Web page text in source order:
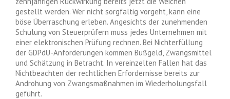
gestellt werden. Wer nicht sorgfaltig vorgeht, kann eine
böse Überraschung erleben. Angesichts der zunehmenden
Schulung von Steuerprüfern muss jedes Unternehmen mit
einer elektronischen Prüfung rechnen. Bei Nichterfüllung
der GDPdU-Anforderungen kommen Bußgeld, Zwangsmittel
und Schätzung in Betracht. In vereinzelten Fallen hat das
Nichtbeachten der rechtlichen Erfordernisse bereits zur
Androhung von Zwangsmaßnahmen im Wiederholungsfall
geführt.